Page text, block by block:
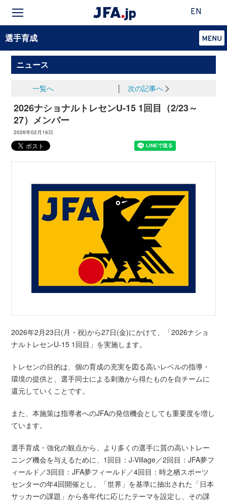
EN
選手育成
ニュース
一覧へ 次の記事へ
2026ナショナルトレセンU-15 1回目（2/23～
27）メンバー
2026年02月16日
2026年2月23日(月・祝)から27日(金)にかけて、「2026ナショ
ナルトレセンU-15 1回目」を実施します。
トレセンの目的は、個の育成の充実を図る高いレベルの指導・
環境の提供と、選手同士による刺激から得たものを自チームに
還元していくことです。
また、本施策は指導者へのJFAの発信機会としても重要度を増し
ています。
選手育成・強化の観点から、より多くの選手に質の高いトレー
ニング機会を与えるために、1回目：J-Village／2回目：JFA夢フ
ィールド／3回目：JFA夢フィールド／4回目：時之栖スポーツ
センターの年4回開催とし、「世界」を基準に抽出された「日本
サッカーの課題」から各年代に応じたテーマを設定し、その課